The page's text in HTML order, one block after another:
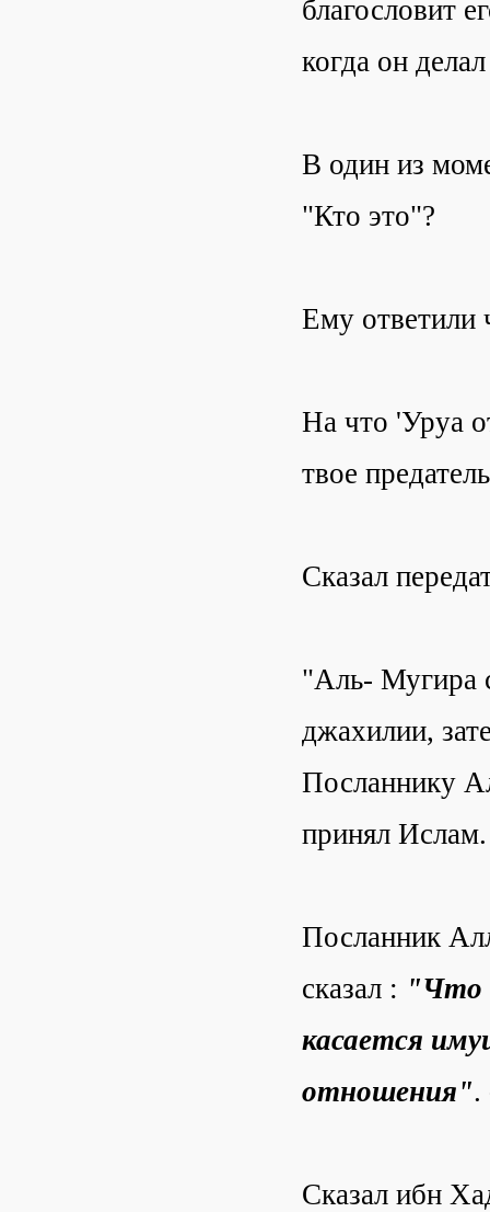
благословит
когда он
В один из
"Кто это"?
Ему ответили
На что 'Уруа
твое
Сказал
"Аль- Мугира
джахилии,
Посланнику
принял Ислам.
Посланник
сказал : "Что
касается
отношения".
Сказал ибн